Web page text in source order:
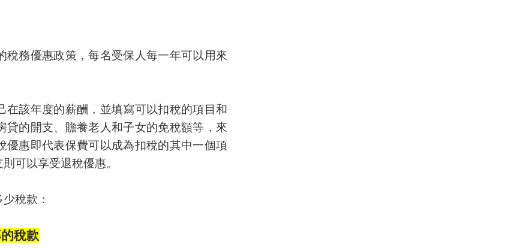
務優惠政策，每名受保人每一年可以用來
該年度的薪酬，並填寫可以扣稅的項目和
的開支、贍養老人和子女的免稅額等，來
惠即代表保費可以成為扣稅的其中一個項
可以享受退稅優惠。
稅款：
稅款